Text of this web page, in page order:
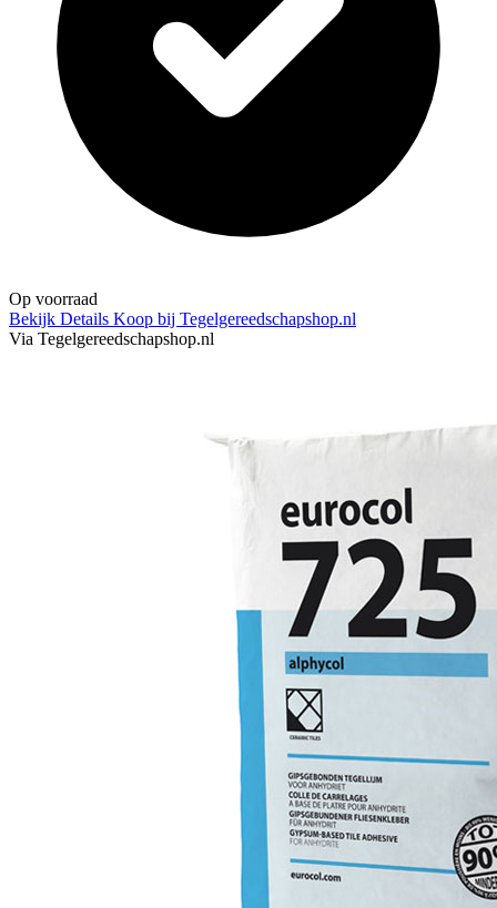
Op voorraad
Bekijk Details Koop bij Tegelgereedschapshop.nl
Via Tegelgereedschapshop.nl